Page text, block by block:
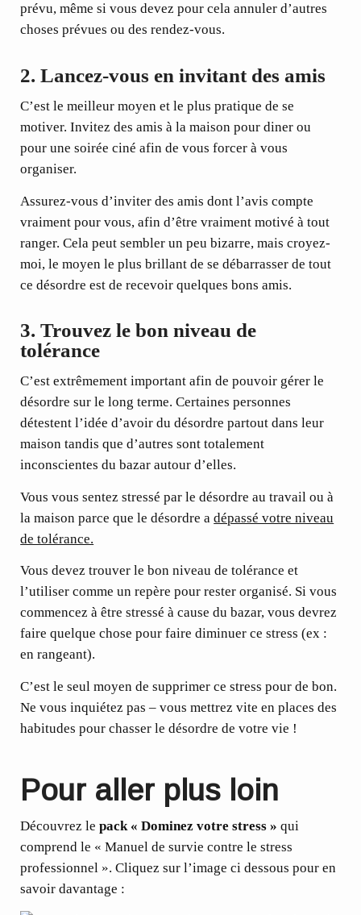
prévu, même si vous devez pour cela annuler d’autres
choses prévues ou des rendez-vous.
2.Lancez-vous en invitant des amis
C’est le meilleur moyen et le plus pratique de se
motiver. Invitez des amis à la maison pour diner ou
pour une soirée ciné afin de vous forcer à vous
organiser.
Assurez-vous d’inviter des amis dont l’avis compte
vraiment pour vous, afin d’être vraiment motivé à tout
ranger. Cela peut sembler un peu bizarre, mais croyez-
moi, le moyen le plus brillant de se débarrasser de tout
ce désordre est de recevoir quelques bons amis.
3.Trouvez le bon niveau de
tolérance
C’est extrêmement important afin de pouvoir gérer le
désordre sur le long terme. Certaines personnes
détestent l’idée d’avoir du désordre partout dans leur
maison tandis que d’autres sont totalement
inconscientes du bazar autour d’elles.
Vous vous sentez stressé par le désordre au travail ou à
la maison parce que le désordre adépassé votre niveau
de tolérance.
Vous devez trouver le bon niveau de tolérance et
l’utiliser comme un repère pour rester organisé. Si vous
commencez à être stressé à cause du bazar, vous devrez
faire quelque chose pour faire diminuer ce stress (ex :
en rangeant).
C’est le seul moyen de supprimer ce stress pour de bon.
Ne vous inquiétez pas – vous mettrez vite en places des
habitudes pour chasser le désordre de votre vie !
Pour aller plus loin
Découvrez lepack « Dominez votre stress » qui
comprend le « Manuel de survie contre le stress
professionnel ». Cliquez sur l’image ci dessous pour en
savoir davantage :